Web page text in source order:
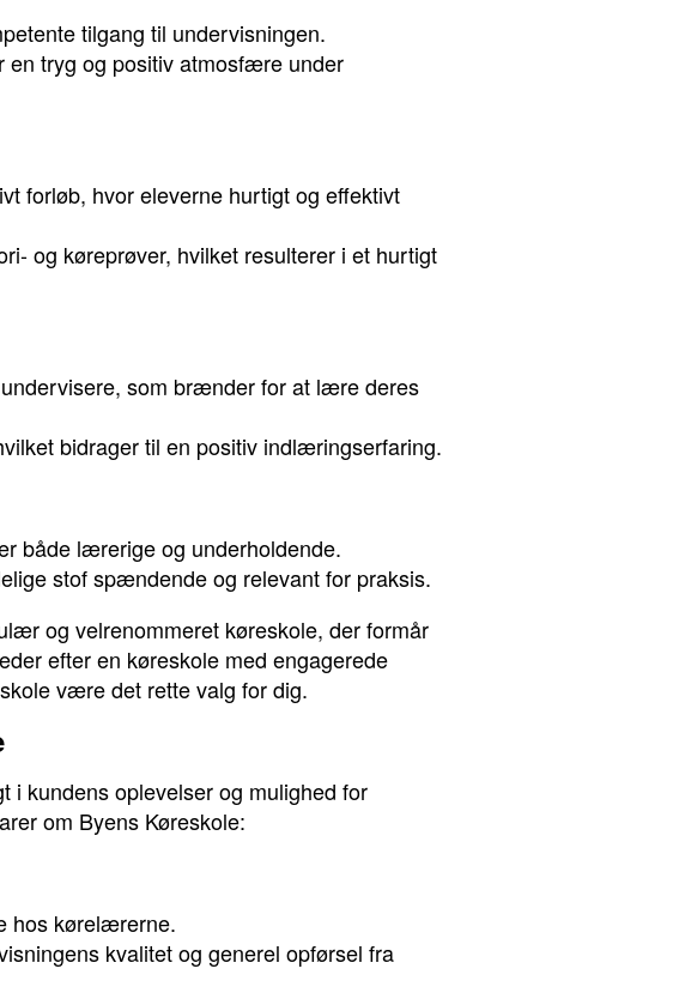
tilgang til undervisningen.
tryg og positiv atmosfære under
forløb, hvor eleverne hurtigt og effektivt
og køreprøver, hvilket resulterer i et hurtigt
som brænder for at lære deres
bidrager til en positiv indlæringserfaring.
både lærerige og underholdende.
stof spændende og relevant for praksis.
og velrenommeret køreskole, der formår
efter en køreskole med engagerede
være det rette valg for dig.
i kundens oplevelser og mulighed for
om Byens Køreskole:
hos kørelærerne.
kvalitet og generel opførsel fra